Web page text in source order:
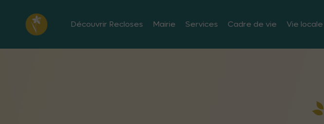
Découvrir Recloses Mairie Services Cadre de vie Vie locale